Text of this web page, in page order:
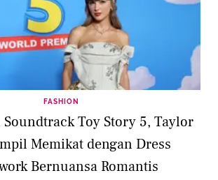
FASHION
Soundtrack Toy Story 5, Taylor
Memikat dengan Dress
Bernuansa Romantis